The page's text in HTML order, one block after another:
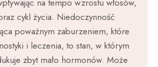
na tempo wzrostu włosów,
cykl życia. Niedoczynność
poważnym zaburzeniem, które
i leczenia, to stan, w którym
zbyt mało hormonów. Może